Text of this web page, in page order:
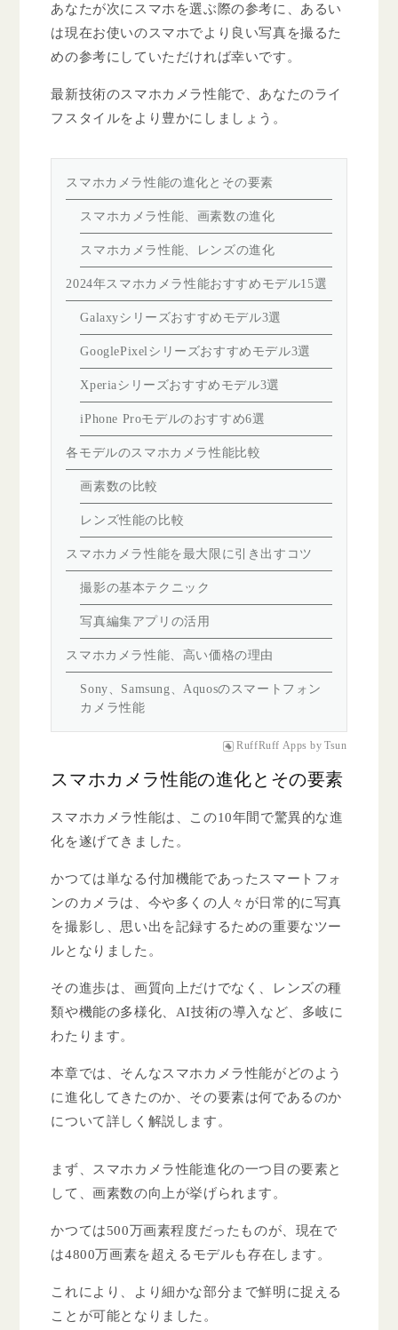
あなたが次にスマホを選ぶ際の参考に、あるい
は現在お使いのスマホでより良い写真を撮るた
めの参考にしていただければ幸いです。
最新技術のスマホカメラ性能で、あなたのライ
フスタイルをより豊かにしましょう。
スマホカメラ性能の進化とその要素
スマホカメラ性能、画素数の進化
スマホカメラ性能、レンズの進化
2024年スマホカメラ性能おすすめモデル15選
Galaxyシリーズおすすめモデル3選
GooglePixelシリーズおすすめモデル3選
Xperiaシリーズおすすめモデル3選
iPhone Proモデルのおすすめ6選
各モデルのスマホカメラ性能比較
画素数の比較
レンズ性能の比較
スマホカメラ性能を最大限に引き出すコツ
撮影の基本テクニック
写真編集アプリの活用
スマホカメラ性能、高い価格の理由
Sony、Samsung、Aquosのスマートフォン
カメラ性能
RuffRuff Apps by Tsun
スマホカメラ性能の進化とその要素
スマホカメラ性能は、この10年間で驚異的な進
化を遂げてきました。
かつては単なる付加機能であったスマートフォ
ンのカメラは、今や多くの人々が日常的に写真
を撮影し、思い出を記録するための重要なツー
ルとなりました。
その進歩は、画質向上だけでなく、レンズの種
類や機能の多様化、AI技術の導入など、多岐に
わたります。
本章では、そんなスマホカメラ性能がどのよう
に進化してきたのか、その要素は何であるのか
について詳しく解説します。
まず、スマホカメラ性能進化の一つ目の要素と
して、画素数の向上が挙げられます。
かつては500万画素程度だったものが、現在で
は4800万画素を超えるモデルも存在します。
これにより、より細かな部分まで鮮明に捉える
ことが可能となりました。